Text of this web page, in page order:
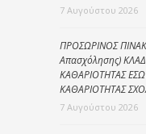
7 Αυγούστου 2026
ΠΡΟΣΩΡΙΝΟΣ
Απασχόλησης)
ΚΑΘΑΡΙΟΤΗΤΑΣ
ΚΑΘΑΡΙΟΤΗΤΑΣ
7 Αυγούστου 2026